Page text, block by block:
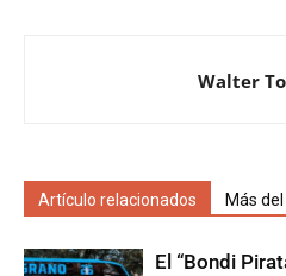
Walter
Artículo relacionados Más
El “Bondi